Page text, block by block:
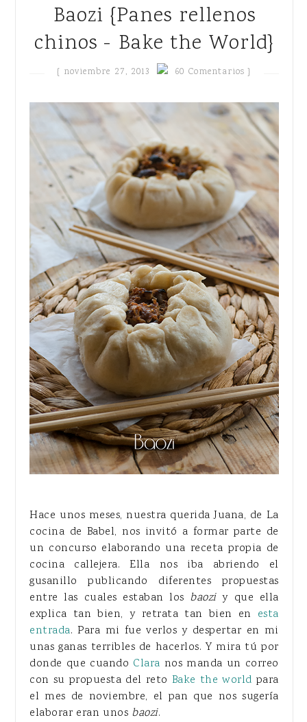
Baozi {Panes rellenos
chinos - Bake the World}
{ noviembre 27, 2013 60 Comentarios }
Hace unos meses, nuestra querida Juana, de La
cocina de Babel, nos invitó a formar parte de
un concurso elaborando una receta propia de
cocina callejera. Ella nos iba abriendo el
gusanillo publicando diferentes propuestas
entre las cuales estaban los baoziy que ella
explica tan bien, y retrata tan bien en esta
entrada. Para mi fue verlos y despertar en mi
unas ganas terribles de hacerlos. Y mira tú por
donde que cuando Clara nos manda un correo
con su propuesta del reto Bake the world para
el mes de noviembre, el pan que nos sugería
elaborar eran unos baozi.